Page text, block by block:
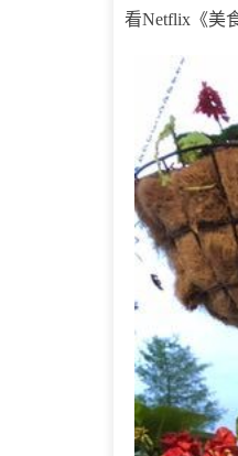
看Netflix《美